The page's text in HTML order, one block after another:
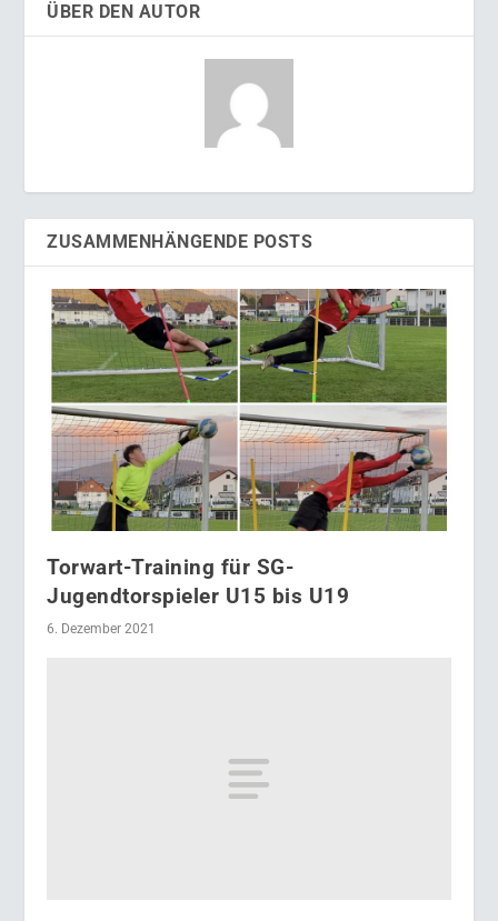
ÜBER DEN AUTOR
ZUSAMMENHÄNGENDE POSTS
Torwart-Training für SG-
Jugendtorspieler U15 bis U19
6. Dezember 2021